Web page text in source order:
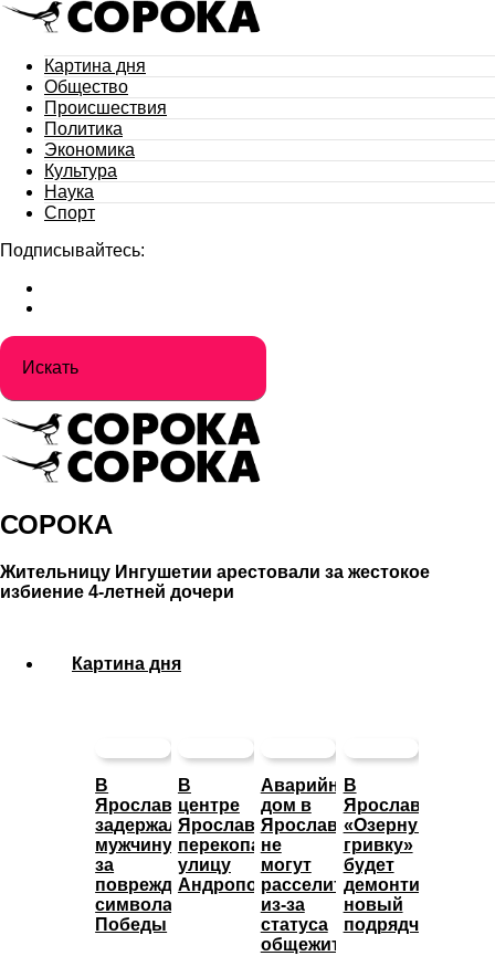
Картина дня
Общество
Происшествия
Политика
Экономика
Культура
Наука
Спорт
Подписывайтесь:
СОРОКА
Жительницу Ингушетии арестовали за жестокое
избиение 4-летней дочери
Картина дня
В
Ярославле
задержали
мужчину
за
повреждение
символа
Победы
В
центре
Ярославля
перекопали
улицу
Андропова
Аварийный
дом в
Ярославле
не
могут
расселить
из-за
статуса
общежития
В
Ярославле
«Озерную
гривку»
будет
демонтировать
новый
подрядчик